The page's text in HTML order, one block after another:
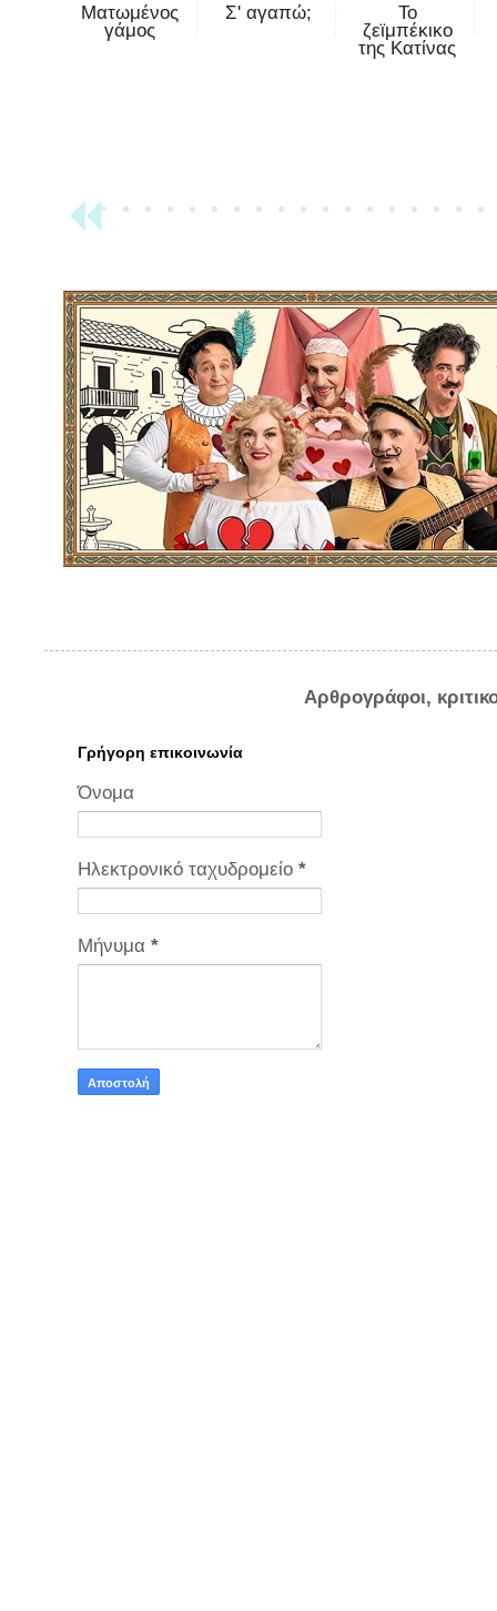
Ματωμένος
γάμος
Σ' αγαπώ;
Το
ζεϊμπέκικο
της Κατίνας
Αρθρογράφοι,
Γρήγορη επικοινωνία
Όνομα
Ηλεκτρονικό ταχυδρομείο *
Μήνυμα *